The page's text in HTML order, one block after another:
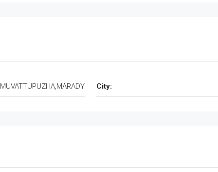
MUVATTUPUZHA,MARADY City: